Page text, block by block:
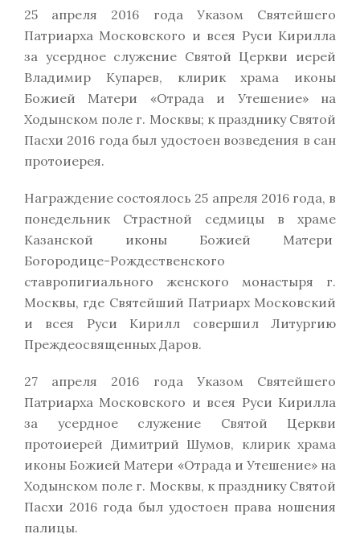
25 апреля 2016 года Указом Святейшего
Патриарха Московского и всея Руси Кирилла
за усердное служение Святой Церкви иерей
Владимир Купарев, клирик храма иконы
Божией Матери «Отрада и Утешение» на
Ходынском поле г. Москвы; к празднику Святой
Пасхи 2016 года был удостоен возведения в сан
протоиерея.
Награждение состоялось 25 апреля 2016 года, в
понедельник Страстной седмицы в храме
Казанской иконы Божией Матери
Богородице-Рождественского
ставропигиального женского монастыря г.
Москвы, где Святейший Патриарх Московский
и всея Руси Кирилл совершил Литургию
Преждеосвященных Даров.
27 апреля 2016 года Указом Святейшего
Патриарха Московского и всея Руси Кирилла
за усердное служение Святой Церкви
протоиерей Димитрий Шумов, клирик храма
иконы Божией Матери «Отрада и Утешение» на
Ходынском поле г. Москвы, к празднику Святой
Пасхи 2016 года был удостоен права ношения
палицы.